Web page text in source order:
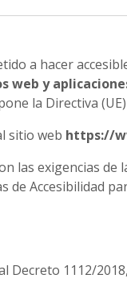
a hacer
web y
la Directiva
sitio web https://
las exigencias
Accesibilidad
Decreto 1112/